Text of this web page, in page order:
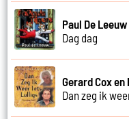
Paul De Leeuw
Dag dag
Gerard Cox en
Dan zeg ik